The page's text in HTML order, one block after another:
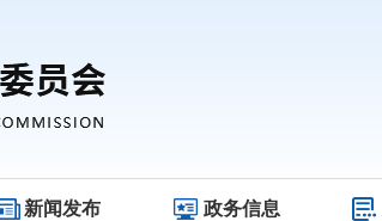
新闻发布 政务信息